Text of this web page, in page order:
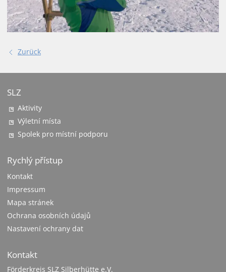
Zurück
SLZ
Aktivity
Výletní místa
Spolek pro místní podporu
Rychlý přístup
Kontakt
Impressum
Mapa stránek
Ochrana osobních údajů
Nastavení ochrany dat
Kontakt
Förderkreis SLZ Silberhütte e.V.